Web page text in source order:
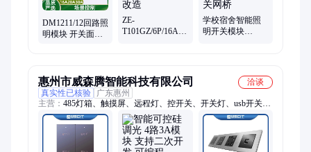
DM1211/12回路照
明模块 开关面板
ZE-
T101GZ/6P/16A灯
学校宿舍智能照
明开关模块
惠州市威森腾智能科技有限公司
洽谈
真实性已核验
广东惠州
主营： 485灯箱、触摸屏、远程灯、控开关、开关灯、usb开关、
sos面板、2.0面板、面板usb、控系统、485开关、118开关、rcu
开关、控制器、派酒店、五孔usb、rcu酒店、灯控自、485智能、
led调光、led双开、usb插座、485通讯、usb充电、模块8路